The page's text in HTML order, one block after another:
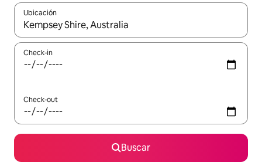
Ubicación
Cuando los resultados estén disponibles, navegá con las
Check-in
Check-out
Buscar